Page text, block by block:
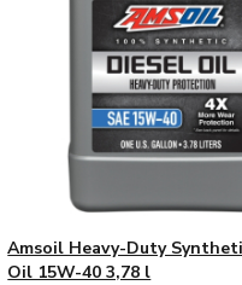
Amsoil Heavy-Duty
Oil 15W-40 3,78 l